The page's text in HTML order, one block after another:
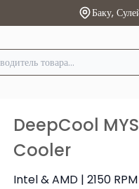
Баку,
DeepCool
Cooler
Intel & AMD | 2150